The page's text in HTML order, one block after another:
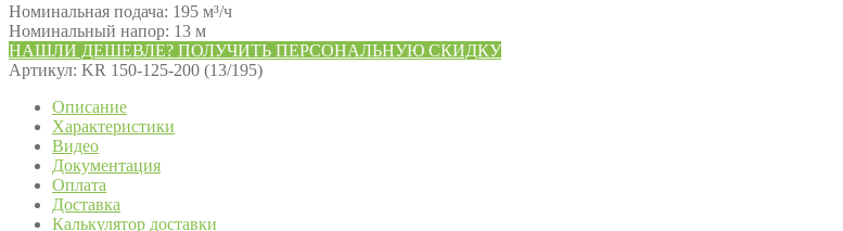
Номинальная подача: 195 м³/ч
Номинальный напор: 13 м
НАШЛИ ДЕШЕВЛЕ? ПОЛУЧИТЬ ПЕРСОНАЛЬНУЮ СКИДКУ
Артикул: KR 150-125-200 (13/195)
Описание
Характеристики
Видео
Документация
Оплата
Доставка
Калькулятор доставки